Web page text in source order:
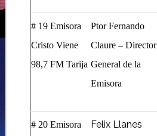
# 19 Emisora
Cristo Viene
98,7 FM Tarija
Ptor Fernando
Claure – Director
General de la
Emisora
# 20 Emisora
Felix Llanes